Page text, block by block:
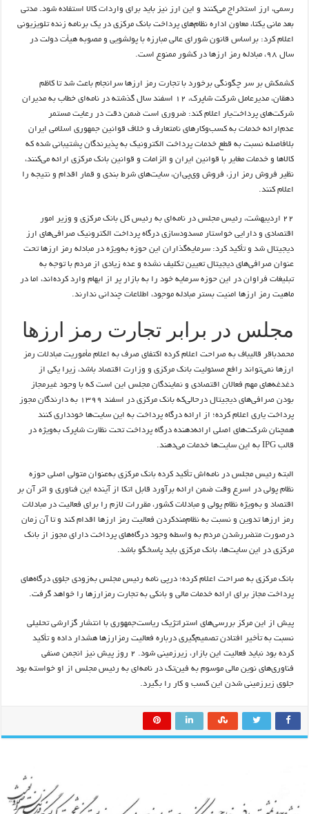
رسمی، ارز استخراج می‌کنند و این ارز نیز باید برای واردات کالا استفاده شود. مدتی
بعد مانی یکتا، معاون اداره نظام‌های پرداخت بانک مرکزی در یک برنامه زنده تلویزیونی
اعلام کرد: براساس قانون شورای عالی مبارزه با پولشویی و مصوبه هیأت دولت در
سال ۹۸، مبادله رمز ارز‌ها در کشور ممنوع است.
کشمکش بر سر چگونگی برخورد با تجارت رمز ارز‌ها سرانجام باعث شد تا کاظم
دهقان، مدیرعامل شرکت شاپرک، ۱۲ اسفند سال گذشته در نامه‌ای خطاب به مدیران
شرکت‌های پرداخت‌یار اعلام کند: ضروری است ضمن دقت در رعایت مستمر
عدم‌ارائه خدمات به کسب‌وکار‌های نامتعارف و خلاف قوانین جمهوری اسلامی ایران
بلافاصله نسبت به قطع خدمات پرداخت الکترونیک به پذیرندگان پشتیبانی شده که
کالا‌ها و خدمات مغایر با قوانین ایران و الزامات و قوانین بانک مرکزی ارائه می‌کنند،
نظیر فروش رمز ارز، فروش وی‌پی‌ان، سایت‌های شرط بندی و قمار اقدام و نتیجه را
اعلام کنند.
۲۲ اردیبهشت، رئیس مجلس در نامه‌ای به رئیس کل بانک مرکزی و وزیر امور
اقتصادی و دارایی خواستار مسدود‌سازی درگاه پرداخت الکترونیک صرافی‌های ارز
دیجیتال شد و تأکید کرد: سرمایه‌گذاران این حوزه به‌ویژه در مبادله رمز ارز‌ها تحت
عنوان صرافی‌های دیجیتال تعیین تکلیف نشده و عده زیادی از مردم با توجه به
تبلیغات فراوان در این حوزه سرمایه خود را به بازار پر از ابهام وارد کرده‌اند، اما در
ماهیت رمز ارز‌ها امنیت بستر مبادله موجود، اطلاعات چندانی ندارند.
مجلس در برابر تجارت رمز ارز‌ها
محمدباقر قالیباف به صراحت اعلام کرده اکتفای صرف به اعلام مأموریت مبادلات رمز
ارز‌ها نمی‌تواند رافع مسئولیت بانک مرکزی و وزارت اقتصاد باشد، زیرا یکی از
دغدغه‌های مهم فعالان اقتصادی و نمایندگان مجلس این است که با وجود غیرمجاز
بودن صرافی‌های دیجیتال درحالی‌که بانک مرکزی در اسفند ۱۳۹۹ به دارندگان مجوز
پرداخت یاری اعلام کرده؛ از ارائه درگاه پرداخت به این سایت‌ها خودداری کنند
همچنان شرکت‌های اصلی ارائه‌دهنده درگاه پرداخت تحت نظارت شاپرک به‌ویژه در
قالب IPG به این سایت‌ها خدمات می‌دهند.
البته رئیس مجلس در نامه‌اش تأکید کرده بانک مرکزی به‌عنوان متولی اصلی حوزه
نظام پولی در اسرع وقت ضمن ارائه برآورد قابل اتکا از آینده این فناوری و اثر آن بر
اقتصاد و به‌ویژه نظام پولی و مبادلات کشور، مقررات لازم را برای فعالیت در مبادلات
رمز ارز‌ها تدوین و نسبت به نظام‌مندکردن فعالیت رمز ارز‌ها اقدام کند و تا آن زمان
درصورت متضررشدن مردم به واسطه وجود درگاه‌های پرداخت دارای مجوز از بانک
مرکزی در این سایت‌ها، بانک مرکزی باید پاسخگو باشد.
بانک مرکزی به صراحت اعلام کرده؛ درپی نامه رئیس مجلس به‌زودی جلوی درگاه‌های
پرداخت مجاز برای ارائه خدمات مالی و بانکی به تجارت رمز‌ارز‌ها را خواهد گرفت.
پیش از این مرکز بررسی‌های استراتژیک ریاست‌جمهوری با انتشار گزارشی تحلیلی
نسبت به تأخیر افتادن تصمیم‌گیری درباره فعالیت رمزارز‌ها هشدار داده و تأکید
کرده بود نباید فعالیت این بازار، زیرزمینی شود. ۲ روز پیش نیز انجمن صنفی
فناوری‌های نوین مالی موسوم به فین‌تک در نامه‌ای به رئیس مجلس از او خواسته بود
جلوی زیرزمینی شدن این کسب و کار را بگیرد.